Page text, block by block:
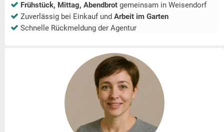
Frühstück, Mittag, Abendbrot gemeinsam in Weisendorf
Zuverlässig bei Einkauf und Arbeit im Garten
Schnelle Rückmeldung der Agentur